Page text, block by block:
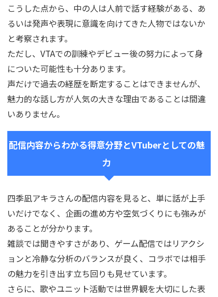
こうした点から、中の人は人前で話す経験がある、あ
るいは発声や表現に意識を向けてきた人物ではないか
と考察されます。
ただし、VTAでの訓練やデビュー後の努力によって身
についた可能性も十分あります。
声だけで過去の経歴を断定することはできませんが、
魅力的な話し方が人気の大きな理由であることは間違
いありません。
配信内容からわかる得意分野とVTuberとしての魅
力
四季凪アキラさんの配信内容を見ると、単に話が上手
いだけでなく、企画の進め方や空気づくりにも強みが
あることが分かります。
雑談では聞きやすさがあり、ゲーム配信ではリアクシ
ョンと冷静な分析のバランスが良く、コラボでは相手
の魅力を引き出す立ち回りも見せています。
さらに、歌やユニット活動では世界観を大切にした表